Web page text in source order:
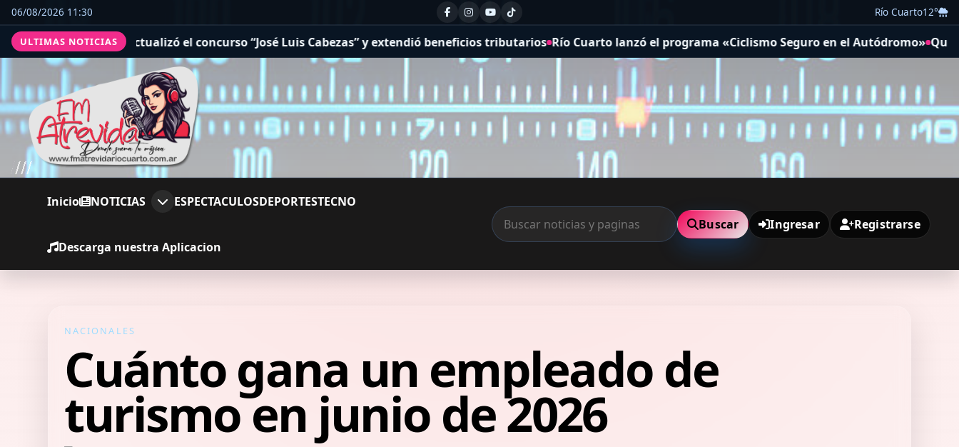
06/08/2026 11:30 Río Cuarto12°
ULTIMAS NOTICIAS
el concurso “José Luis Cabezas” y extendió beneficios tributarios Río Cuarto lanzó el programa «Ciclismo Seguro en el Autódromo» Qué ver en Disney+ hoy:
Inicio NOTICIAS ESPECTACULOSDEPORTESTECNO
Descarga nuestra Aplicacion
Buscar Ingresar Registrarse
NACIONALES
Cuánto gana un empleado de
turismo en junio de 2026